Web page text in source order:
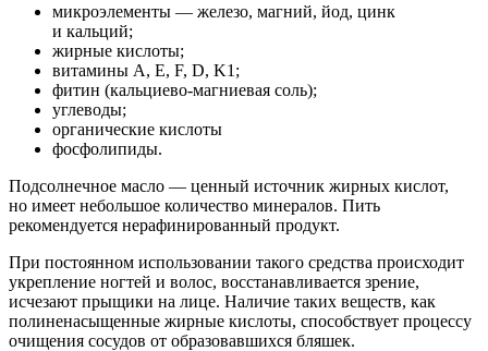
микроэлементы — железо, магний, йод, цинк
и кальций;
жирные кислоты;
витамины A, E, F, D, K1;
фитин (кальциево-магниевая соль);
углеводы;
органические кислоты
фосфолипиды.
Подсолнечное масло — ценный источник жирных кислот,
но имеет небольшое количество минералов. Пить
рекомендуется нерафинированный продукт.
При постоянном использовании такого средства происходит
укрепление ногтей и волос, восстанавливается зрение,
исчезают прыщики на лице. Наличие таких веществ, как
полиненасыщенные жирные кислоты, способствует процессу
очищения сосудов от образовавшихся бляшек.